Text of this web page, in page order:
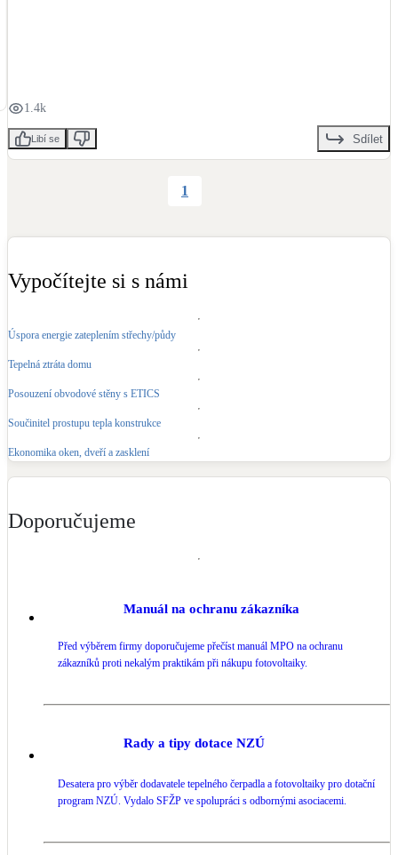
Stínicí technika
Šedá i černá odpadní voda
Doplňkové zdroje vytápění
LED osvětlení
Retence deštové vody
Vegetační střechy
Větrné elektrárny
1.4k
Libí se Sdílet
1
Vypočítejte si s námi
Úspora energie zateplením střechy/půdy
Tepelná ztráta domu
Posouzení obvodové stěny s ETICS
Součinitel prostupu tepla konstrukce
Ekonomika oken, dveří a zasklení
Doporučujeme
Manuál na ochranu zákazníka
Před výběrem firmy doporučujeme přečíst manuál MPO na ochranu
zákazníků proti nekalým praktikám při nákupu fotovoltaiky.
Rady a tipy dotace NZÚ
Desatera pro výběr dodavatele tepelného čerpadla a fotovoltaiky pro dotační
program NZÚ. Vydalo SFŽP ve spolupráci s odbornými asociacemi.